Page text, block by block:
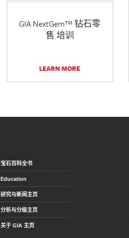
GIA NextGem™ 钻石零
售 培训
LEARN MORE
宝石百科全书
Education
研究与新闻主页
分析与分级主页
关于 GIA 主页